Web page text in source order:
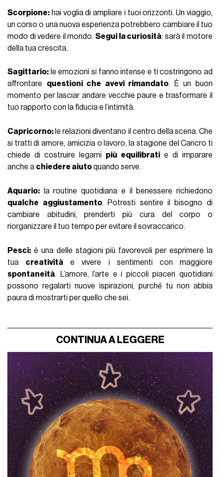
Scorpione: hai voglia di ampliare i tuoi orizzonti. Un viaggio,
un corso o una nuova esperienza potrebbero cambiare il tuo
modo di vedere il mondo. Segui la curiosità: sarà il motore
della tua crescita.
Sagittario: le emozioni si fanno intense e ti costringono ad
affrontare questioni che avevi rimandato. È un buon
momento per lasciar andare vecchie paure e trasformare il
tuo rapporto con la fiducia e l’intimità.
Capricorno: le relazioni diventano il centro della scena. Che
si tratti di amore, amicizia o lavoro, la stagione del Cancro ti
chiede di costruire legami più equilibrati e di imparare
anche a chiedere aiutoquando serve.
Aquario: la routine quotidiana e il benessere richiedono
qualche aggiustamento. Potresti sentire il bisogno di
cambiare abitudini, prenderti più cura del corpo o
riorganizzare il tuo tempo per evitare il sovraccarico.
Pesci: è una delle stagioni più favorevoli per esprimere la
tua creatività e vivere i sentimenti con maggiore
spontaneità. L’amore, l’arte e i piccoli piaceri quotidiani
possono regalarti nuove ispirazioni, purché tu non abbia
paura di mostrarti per quello che sei.
CONTINUA A LEGGERE